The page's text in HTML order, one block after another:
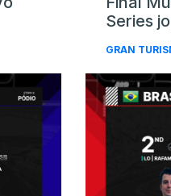
Series
GRAN